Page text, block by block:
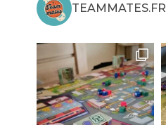
TEAMMATES.FR